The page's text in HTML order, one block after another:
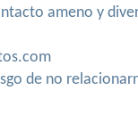
ameno y
de no